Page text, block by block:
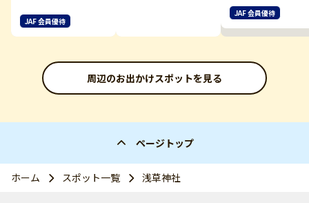
JAF 会員優待
JAF 会員優待
周辺のお出かけスポットを見る
ページトップ
ホーム スポット一覧 浅草神社